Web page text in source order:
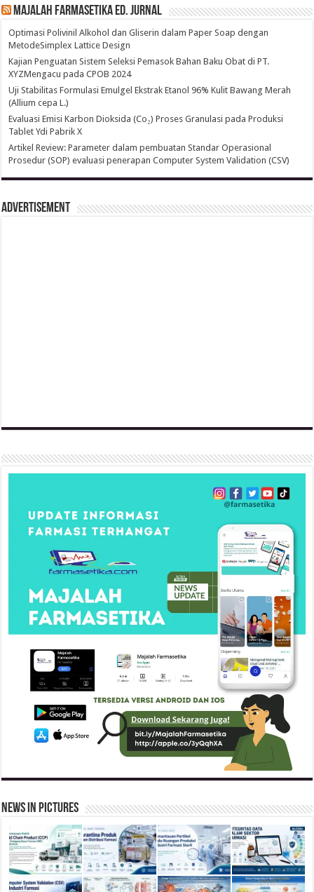
Majalah Farmasetika Ed. Jurnal
Optimasi Polivinil Alkohol dan Gliserin dalam Paper Soap dengan
MetodeSimplex Lattice Design
Kajian Penguatan Sistem Seleksi Pemasok Bahan Baku Obat di PT.
XYZMengacu pada CPOB 2024
Uji Stabilitas Formulasi Emulgel Ekstrak Etanol 96% Kulit Bawang Merah
(Allium cepa L.)
Evaluasi Emisi Karbon Dioksida (Co₂) Proses Granulasi pada Produksi
Tablet Ydi Pabrik X
Artikel Review: Parameter dalam pembuatan Standar Operasional
Prosedur (SOP) evaluasi penerapan Computer System Validation (CSV)
Advertisement
News in Pictures